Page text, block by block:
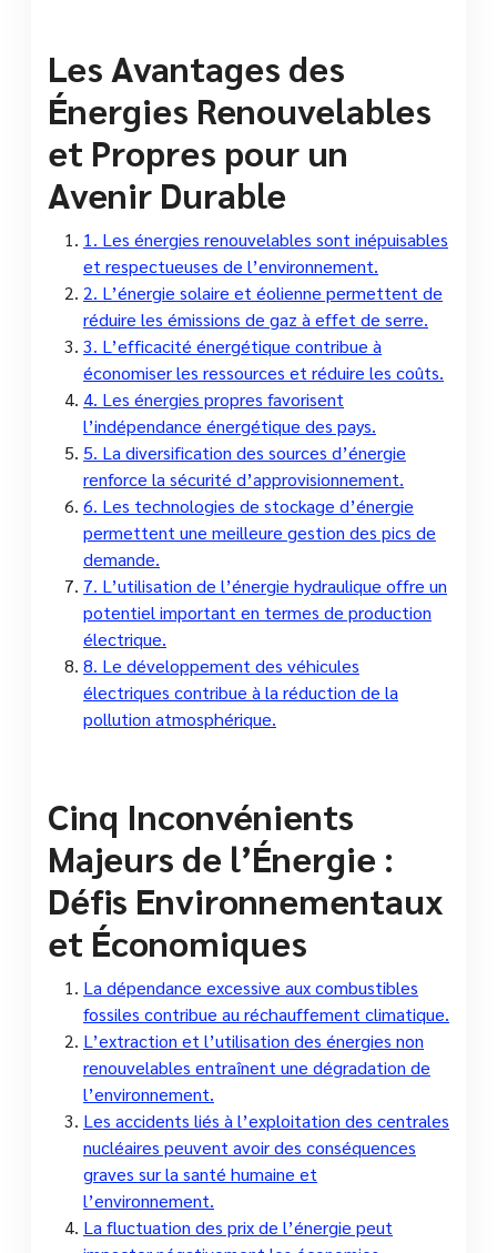
Les Avantages des
Énergies Renouvelables
et Propres pour un
Avenir Durable
1. Les énergies renouvelables sont inépuisables
et respectueuses de l’environnement.
2. L’énergie solaire et éolienne permettent de
réduire les émissions de gaz à effet de serre.
3. L’efficacité énergétique contribue à
économiser les ressources et réduire les coûts.
4. Les énergies propres favorisent
l’indépendance énergétique des pays.
5. La diversification des sources d’énergie
renforce la sécurité d’approvisionnement.
6. Les technologies de stockage d’énergie
permettent une meilleure gestion des pics de
demande.
7. L’utilisation de l’énergie hydraulique offre un
potentiel important en termes de production
électrique.
8. Le développement des véhicules
électriques contribue à la réduction de la
pollution atmosphérique.
Cinq Inconvénients
Majeurs de l’Énergie :
Défis Environnementaux
et Économiques
La dépendance excessive aux combustibles
fossiles contribue au réchauffement climatique.
L’extraction et l’utilisation des énergies non
renouvelables entraînent une dégradation de
l’environnement.
Les accidents liés à l’exploitation des centrales
nucléaires peuvent avoir des conséquences
graves sur la santé humaine et
l’environnement.
La fluctuation des prix de l’énergie peut